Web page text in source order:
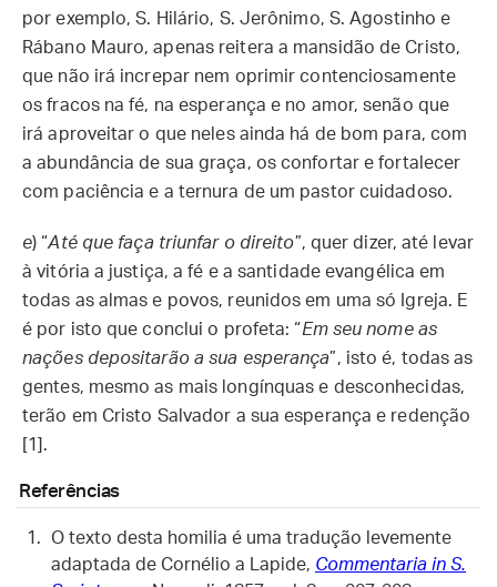
por exemplo, S. Hilário, S. Jerônimo, S. Agostinho e
Rábano Mauro, apenas reitera a mansidão de Cristo,
que não irá increpar nem oprimir contenciosamente
os fracos na fé, na esperança e no amor, senão que
irá aproveitar o que neles ainda há de bom para, com
a abundância de sua graça, os confortar e fortalecer
com paciência e a ternura de um pastor cuidadoso.
e) “Até que faça triunfar o direito”, quer dizer, até levar
à vitória a justiça, a fé e a santidade evangélica em
todas as almas e povos, reunidos em uma só Igreja. E
é por isto que conclui o profeta: “Em seu nome as
nações depositarão a sua esperança”, isto é, todas as
gentes, mesmo as mais longínquas e desconhecidas,
terão em Cristo Salvador a sua esperança e redenção
[1].
Referências
O texto desta homilia é uma tradução levemente
adaptada de Cornélio a Lapide, Commentaria in S.